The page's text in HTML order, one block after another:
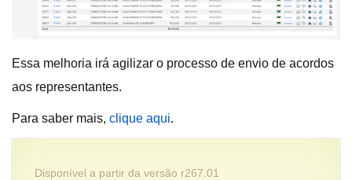
Essa melhoria irá agilizar o processo de envio de acordos
aos representantes.
Para saber mais, clique aqui.
Disponível a partir da versão r267.01